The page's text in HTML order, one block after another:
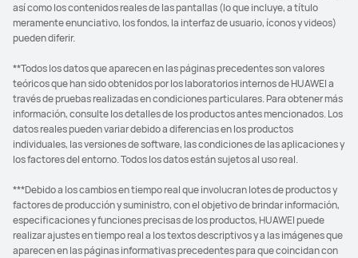
así como los contenidos reales de las pantallas (lo que incluye, a título
meramente enunciativo, los fondos, la interfaz de usuario, íconos y videos)
pueden diferir.
**Todos los datos que aparecen en las páginas precedentes son valores
teóricos que han sido obtenidos por los laboratorios internos de HUAWEI a
través de pruebas realizadas en condiciones particulares. Para obtener más
información, consulte los detalles de los productos antes mencionados. Los
datos reales pueden variar debido a diferencias en los productos
individuales, las versiones de software, las condiciones de las aplicaciones y
los factores del entorno. Todos los datos están sujetos al uso real.
***Debido a los cambios en tiempo real que involucran lotes de productos y
factores de producción y suministro, con el objetivo de brindar información,
especificaciones y funciones precisas de los productos, HUAWEI puede
realizar ajustes en tiempo real a los textos descriptivos y a las imágenes que
aparecen en las páginas informativas precedentes para que coincidan con